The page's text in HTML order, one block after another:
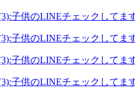
子供のLINEチェックしてま
子供のLINEチェックしてま
子供のLINEチェックしてま
子供のLINEチェックしてま